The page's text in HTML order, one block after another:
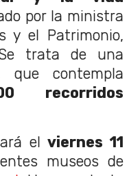
por la ministra
y el Patrimonio,
Se trata de una
que contempla
recorridos
elviernes 11
museos de